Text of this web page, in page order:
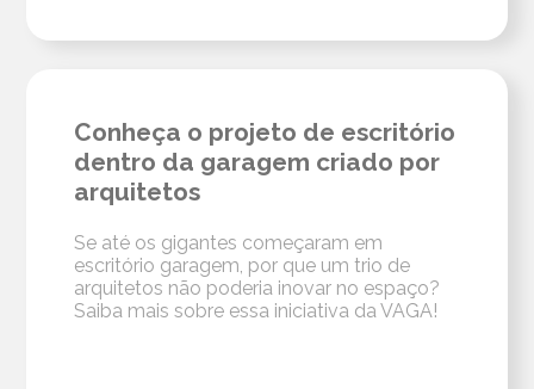
Conheça o projeto de escritório
dentro da garagem criado por
arquitetos
Se até os gigantes começaram em
escritório garagem, por que um trio de
arquitetos não poderia inovar no espaço?
Saiba mais sobre essa iniciativa da VAGA!